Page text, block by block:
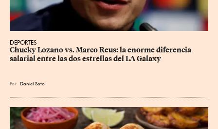
DEPORTES
Chucky Lozano vs. Marco Reus: la enorme diferencia
salarial entre las dos estrellas del LA Galaxy
Por Daniel Soto